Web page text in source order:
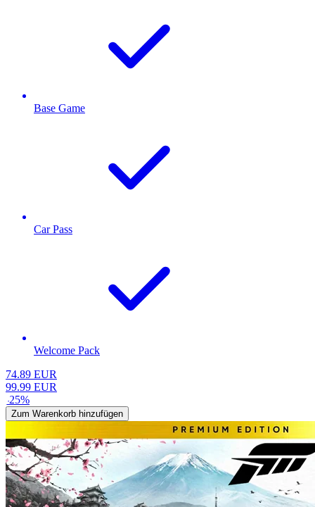
Base Game
Car Pass
Welcome Pack
74.89 EUR
99.99 EUR
-25%
Zum Warenkorb hinzufügen